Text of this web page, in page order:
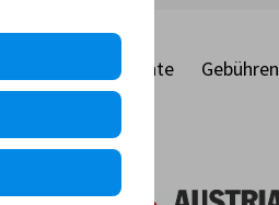
die
Dokumente Gebühren